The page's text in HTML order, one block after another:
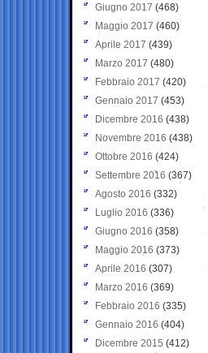
Giugno 2017 (468)
Maggio 2017 (460)
Aprile 2017 (439)
Marzo 2017 (480)
Febbraio 2017 (420)
Gennaio 2017 (453)
Dicembre 2016 (438)
Novembre 2016 (438)
Ottobre 2016 (424)
Settembre 2016 (367)
Agosto 2016 (332)
Luglio 2016 (336)
Giugno 2016 (358)
Maggio 2016 (373)
Aprile 2016 (307)
Marzo 2016 (369)
Febbraio 2016 (335)
Gennaio 2016 (404)
Dicembre 2015 (412)